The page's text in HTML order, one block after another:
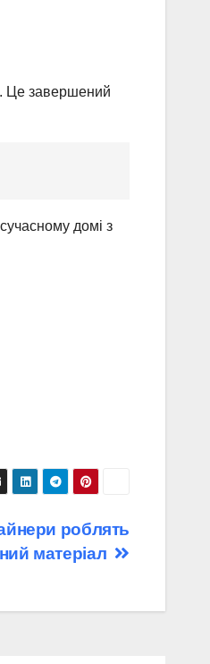
Це завершений
домі з
роблять
матеріал